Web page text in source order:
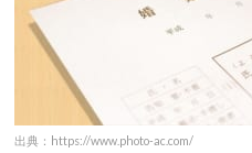
出典：https://www.photo-ac.com/